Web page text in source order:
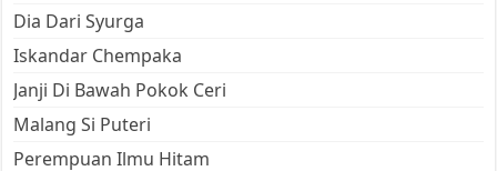
Dia Dari Syurga
Iskandar Chempaka
Janji Di Bawah Pokok Ceri
Malang Si Puteri
Perempuan Ilmu Hitam